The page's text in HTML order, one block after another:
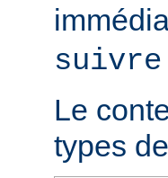
Le
types